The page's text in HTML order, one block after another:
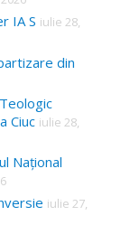
IA S iulie 28,
din
Ciuc iulie 28,
Național
iulie 27,